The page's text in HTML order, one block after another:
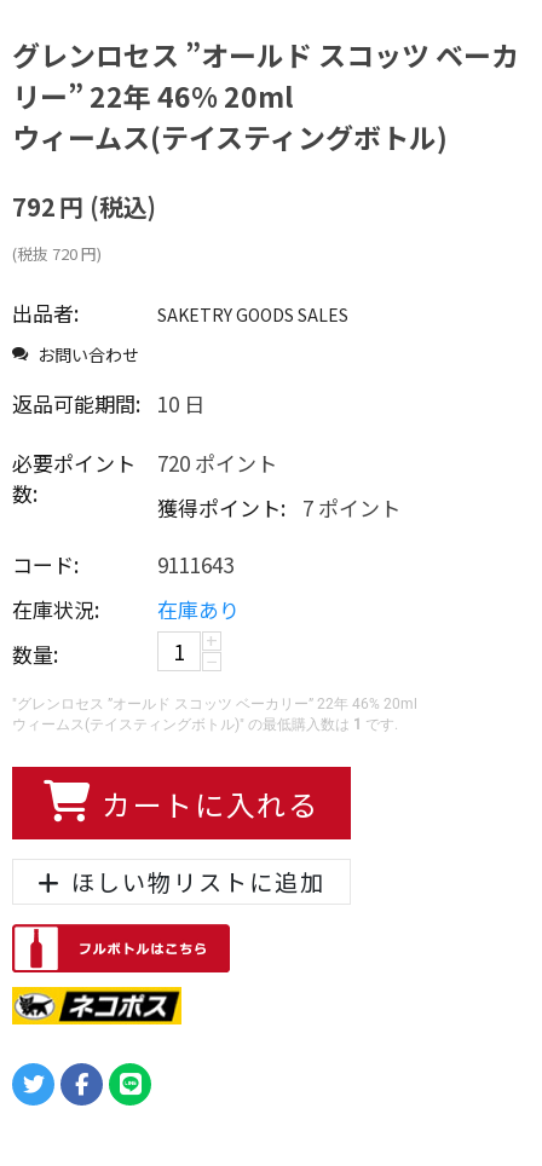
グレンロセス ”オールド スコッツ ベーカ
リー” 22年 46% 20ml
ウィームス(テイスティングボトル)
792円 (税込)
(税抜 720円)
出品者:
SAKETRY GOODS SALES
お問い合わせ
返品可能期間: 10 日
必要ポイント
数:
720 ポイント
獲得ポイント: 7 ポイント
コード:
9111643
在庫状況:
在庫あり
数量:
+
−
"グレンロセス ”オールド スコッツ ベーカリー” 22年 46% 20ml
ウィームス(テイスティングボトル)" の最低購入数は 1 です.
カートに入れる
ほしい物リストに追加